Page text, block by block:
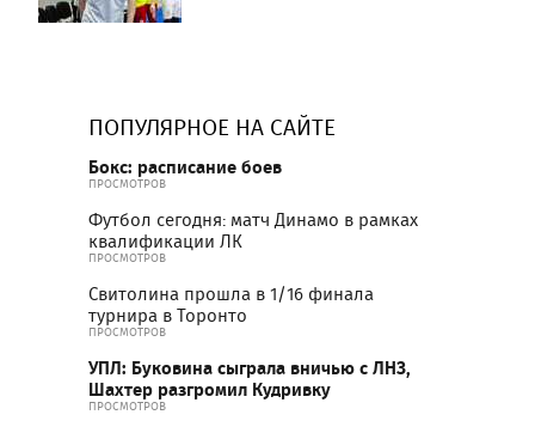
ПОПУЛЯРНОЕ НА САЙТЕ
Бокс: расписание боев
ПРОСМОТРОВ
Футбол сегодня: матч Динамо в рамках
квалификации ЛК
ПРОСМОТРОВ
Свитолина прошла в 1/16 финала
турнира в Торонто
ПРОСМОТРОВ
УПЛ: Буковина сыграла вничью с ЛНЗ,
Шахтер разгромил Кудривку
ПРОСМОТРОВ